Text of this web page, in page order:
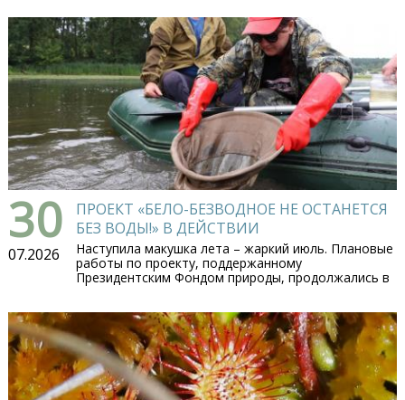
30
07.2026
ПРОЕКТ «БЕЛО-БЕЗВОДНОЕ НЕ ОСТАНЕТСЯ
БЕЗ ВОДЫ!» В ДЕЙСТВИИ
Наступила макушка лета – жаркий июль. Плановые
работы по проекту, поддержанному
Президентским Фондом природы, продолжались в